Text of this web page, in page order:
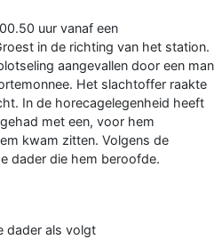
uur vanaf een
in de richting van het station.
aangevallen door een man
Het slachtoffer raakte
In de horecagelegenheid heeft
met een, voor hem
kwam zitten. Volgens de
dader die hem beroofde.
dader als volgt